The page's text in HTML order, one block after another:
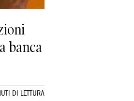
banca
DI LETTURA